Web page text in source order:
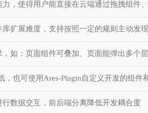
，使得用户能直接在云端通过拖拽组件
扩展难度，支持按照一定的规则主动发
如：页面组件可叠加、页面能弹出多个
，也可使用Ares-Plugin自定义开发的组件
数据交互，前后端分离降低开发耦合度